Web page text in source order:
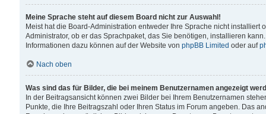
Meine Sprache steht auf diesem Board nicht zur Auswahl!
Meist hat die Board-Administration entweder Ihre Sprache nicht
Administrator, ob er das Sprachpaket, das Sie benötigen, installieren
Informationen dazu können auf der Website von phpBB Limited oder auf
Nach oben
Was sind das für Bilder, die bei meinem Benutzernamen angezeigt
In der Beitragsansicht können zwei Bilder bei Ihrem Benutzernamen
Punkte, die Ihre Beitragszahl oder Ihren Status im Forum angeben. Das